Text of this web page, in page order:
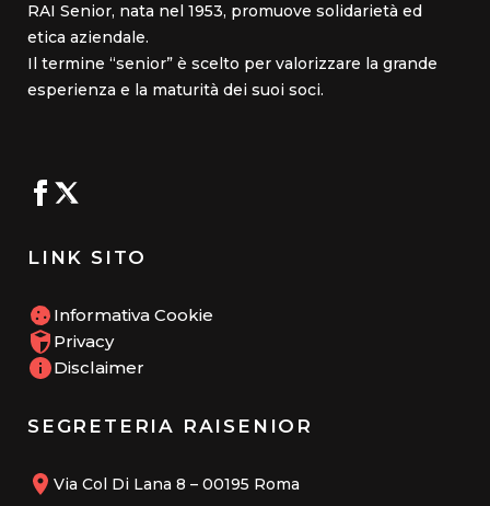
RAI Senior, nata nel 1953, promuove solidarietà ed
etica aziendale.
Il termine “senior” è scelto per valorizzare la grande
esperienza e la maturità dei suoi soci.
LINK SITO
Informativa Cookie
Privacy
Disclaimer
SEGRETERIA RAISENIOR
Via Col Di Lana 8 – 00195 Roma